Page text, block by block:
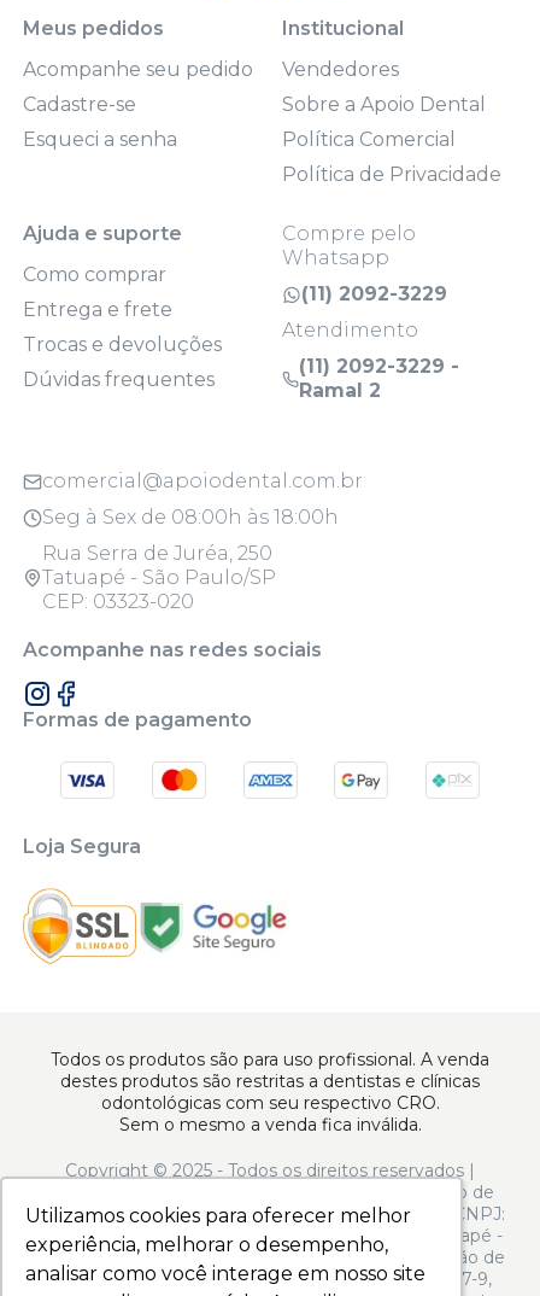
Utilizamos cookies para oferecer melhor
experiência, melhorar o desempenho,
analisar como você interage em nosso site
Utilizamos cookies para oferecer melhor
experiência, melhorar o desempenho,
analisar como você interage em nosso site
Meus pedidos
Acompanhe seu pedido
Cadastre-se
Esqueci a senha
Institucional
Vendedores
Sobre a Apoio Dental
Política Comercial
Política de Privacidade
Ajuda e suporte
Como comprar
Entrega e frete
Trocas e devoluções
Dúvidas frequentes
Compre pelo
Whatsapp
(11) 2092-3229
Atendimento
(11) 2092-3229 -
Ramal 2
comercial@apoiodental.com.br
Seg à Sex de 08:00h às 18:00h
Rua Serra de Juréa, 250
Tatuapé - São Paulo/SP
CEP: 03323-020
Acompanhe nas redes sociais
Formas de pagamento
Loja Segura
Todos os produtos são para uso profissional. A venda
destes produtos são restritas a dentistas e clínicas
odontológicas com seu respectivo CRO.
Sem o mesmo a venda fica inválida.
Copyright © 2025 - Todos os direitos reservados |
www.apoiodental.com.br | Apoio Dental Comércio de
Produtos e Equipamentos Odontológicos LTDA | CNPJ:
10.925.214/0001-22 | Rua Serra de Juréa, 250 - Tatuapé -
São Paulo - SP - CEP 03323-020 | N° de Autorização de
Funcionamento ANVISA: - Medicamentos: 1.13.597-9,